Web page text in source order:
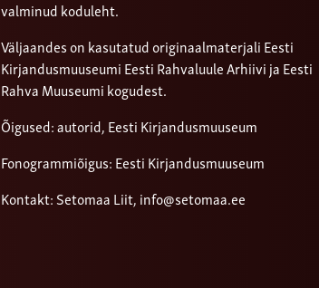
valminud koduleht.
Väljaandes on kasutatud originaalmaterjali Eesti
Kirjandusmuuseumi Eesti Rahvaluule Arhiivi ja Eesti
Rahva Muuseumi kogudest.
Õigused: autorid, Eesti Kirjandusmuuseum
Fonogrammiõigus: Eesti Kirjandusmuuseum
Kontakt: Setomaa Liit, info@setomaa.ee